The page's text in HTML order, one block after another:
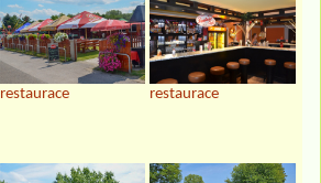
restaurace restaurace